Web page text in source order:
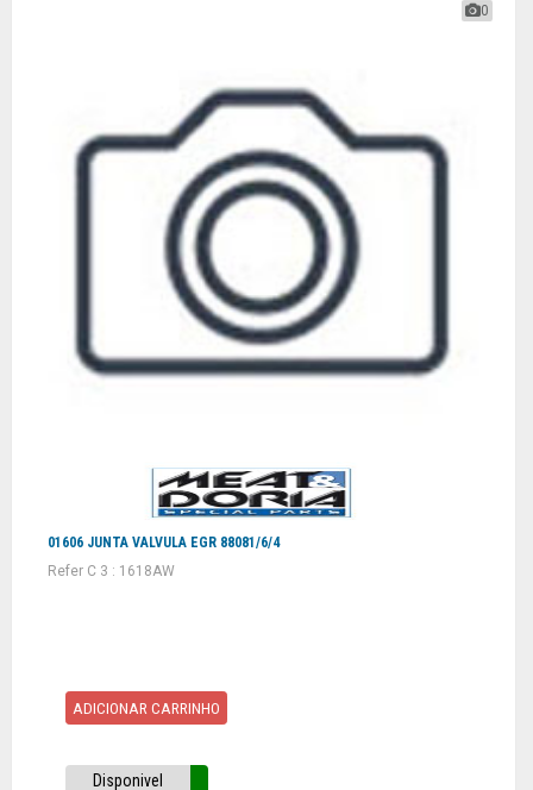
0
01606 JUNTA VALVULA EGR 88081/6/4
Refer C 3 : 1618AW
ADICIONAR CARRINHO
Disponivel